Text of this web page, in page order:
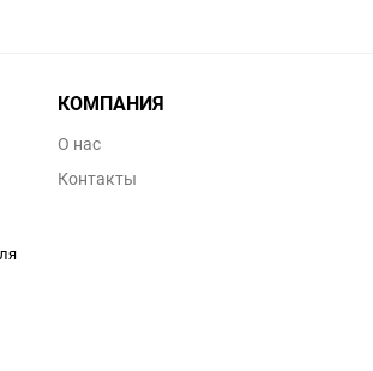
КОМПАНИЯ
О нас
Контакты